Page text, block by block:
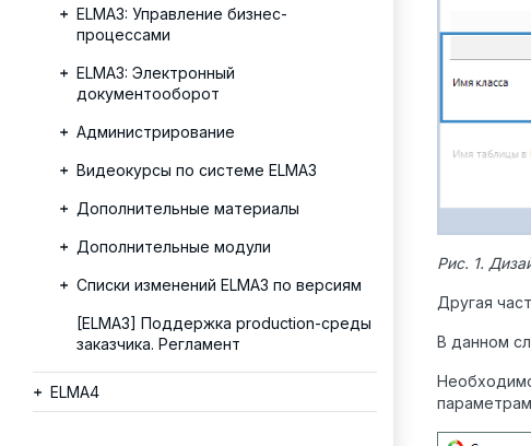
ELMA3: Управление бизнес-
процессами
ELMA3: Электронный
документооборот
Администрирование
Видеокурсы по системе ELMA3
Дополнительные материалы
Дополнительные модули
Списки изменений ELMA3 по версиям
[ELMA3] Поддержка production-среды
заказчика. Регламент
ELMA4
Рис. 1.
Другая
В данном